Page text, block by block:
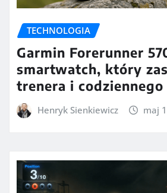
TECHNOLOGIA
Garmin Forerunner
smartwatch, który
trenera i
Henryk Sienkiewicz maj